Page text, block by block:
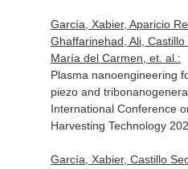
García, Xabier, Aparicio
Ghaffarinehad, Ali,
María del Carmen, et. al.:
Plasma nanoengineering
piezo and
International Conference
Harvesting Technology
García, Xabier, Castillo